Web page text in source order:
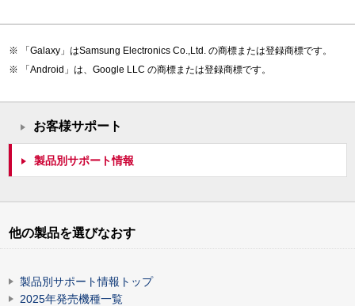
「Galaxy」はSamsung Electronics Co.,Ltd. の商標または登録商標です。
「Android」は、Google LLC の商標または登録商標です。
お客様サポート
製品別サポート情報
他の製品を選びなおす
製品別サポート情報トップ
2025年発売機種一覧